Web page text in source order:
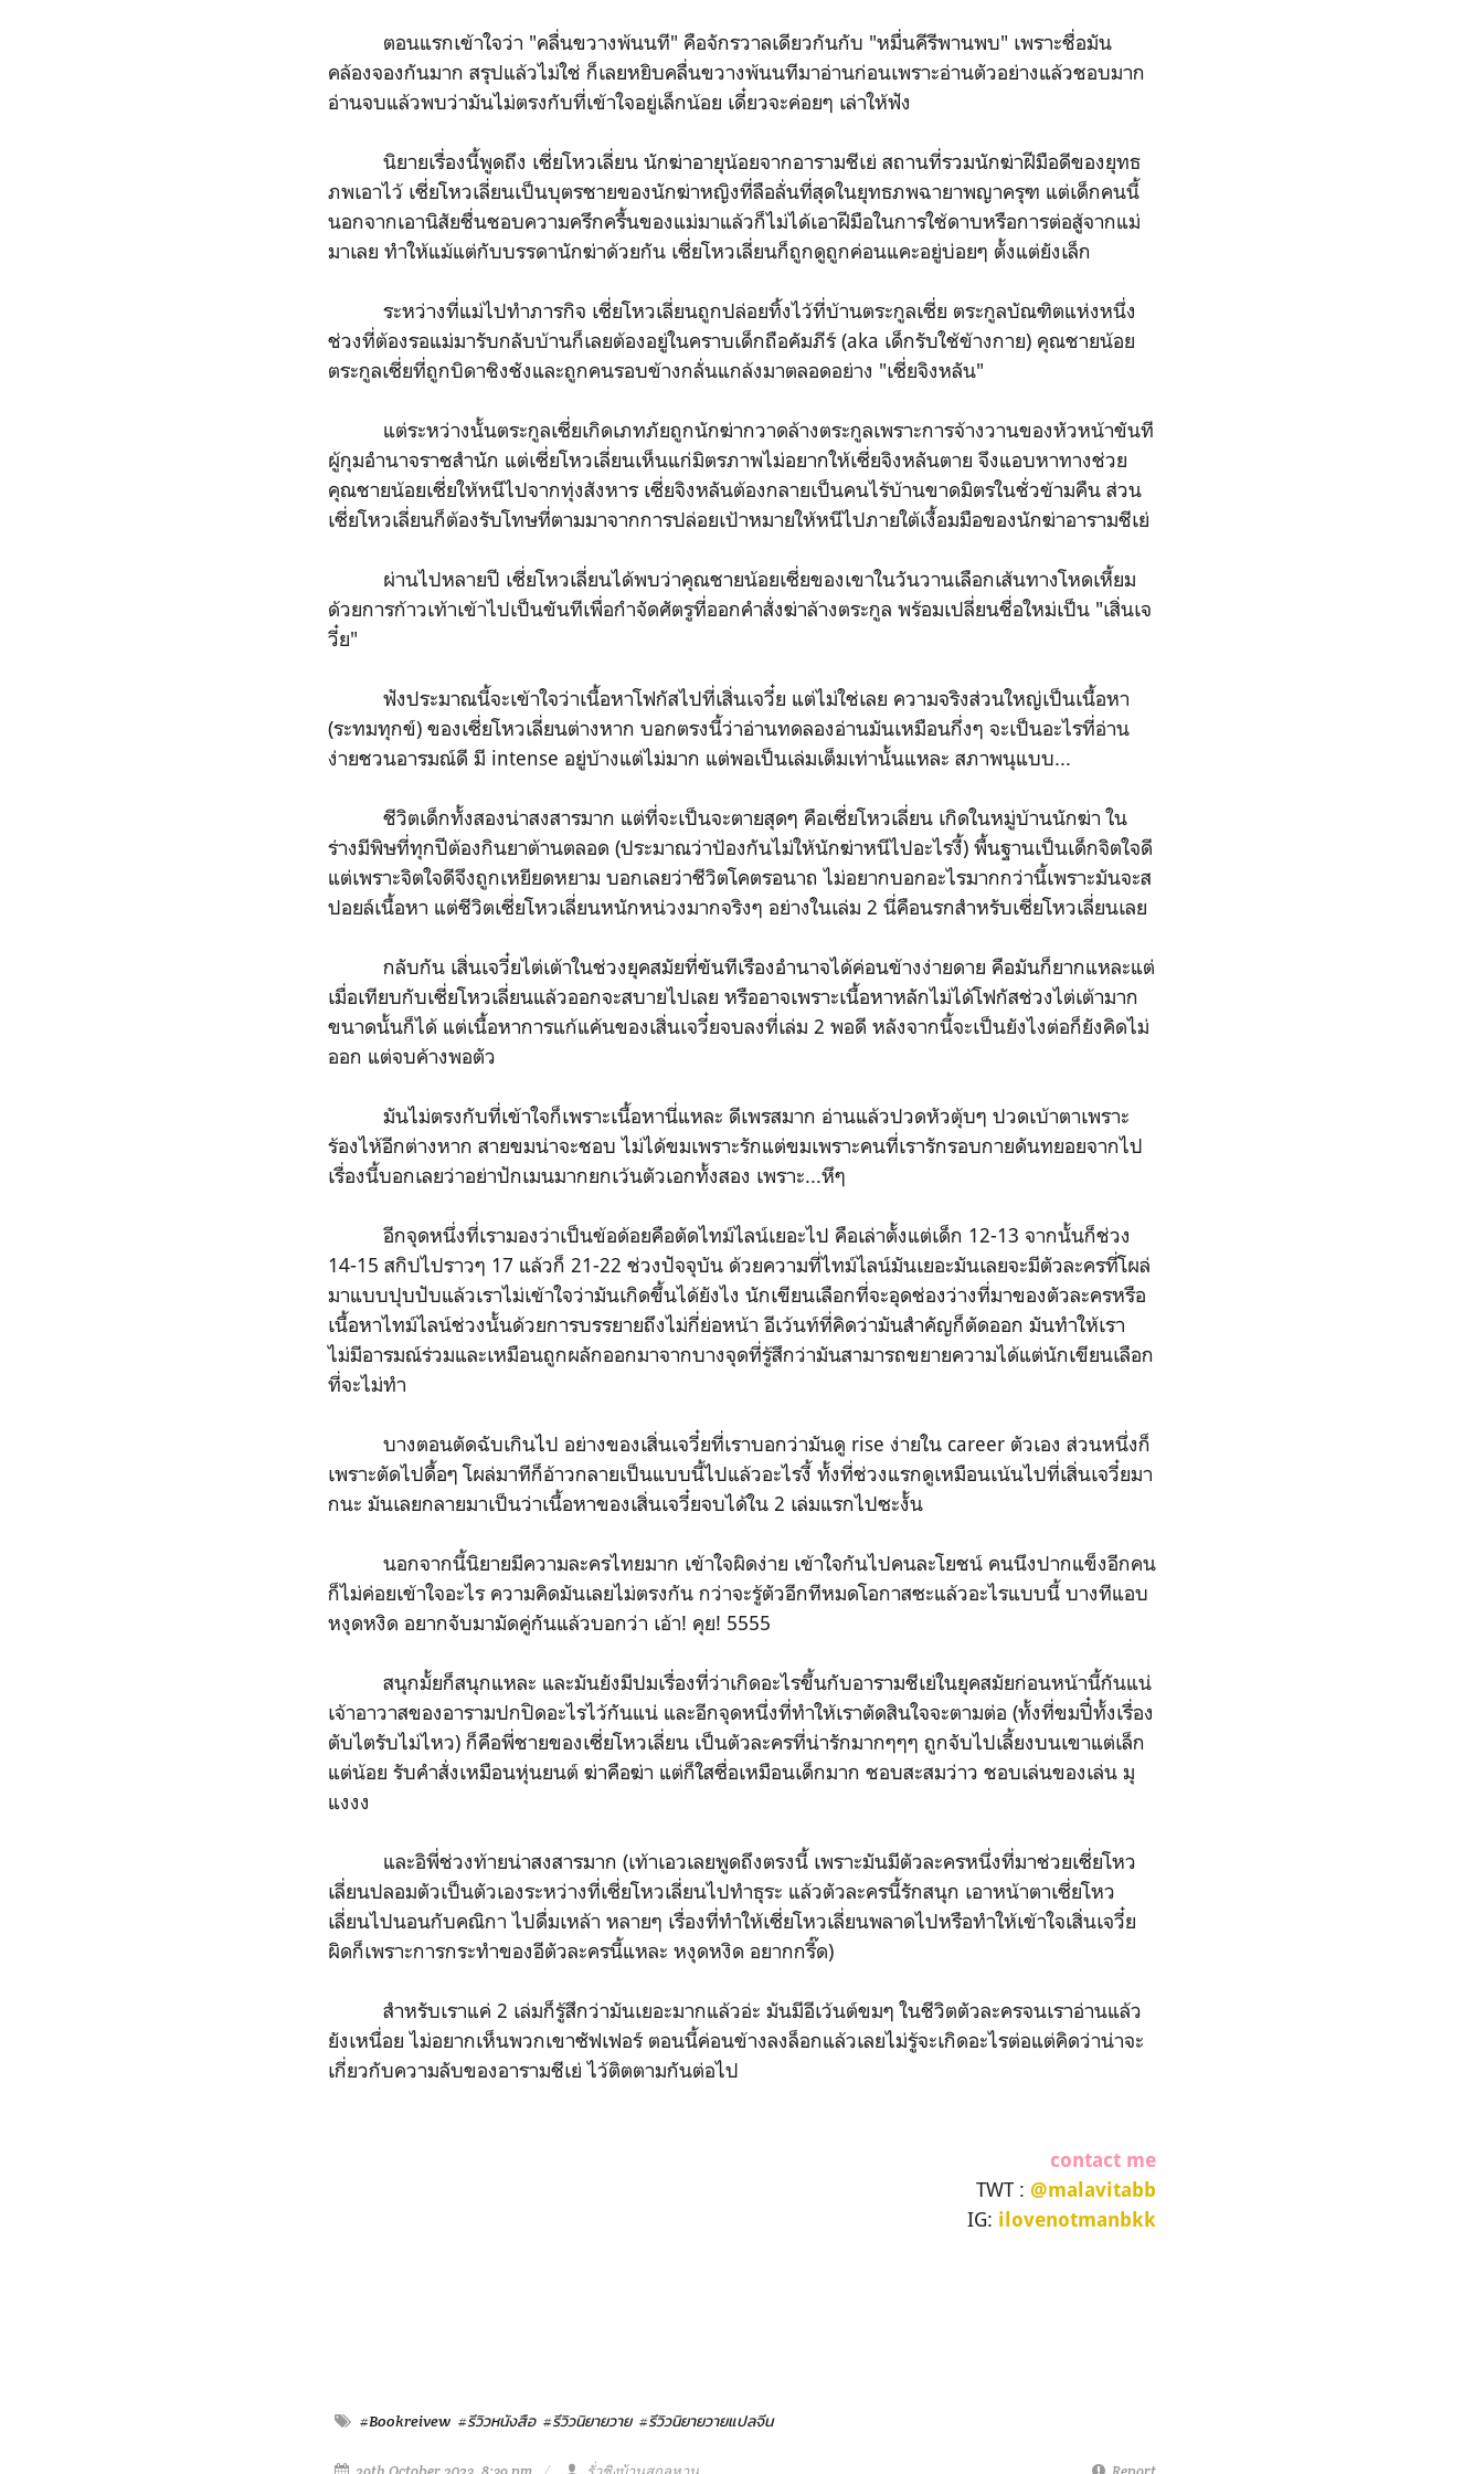
ตอนแรกเข้าใจว่า "คลื่นขวางพ้นนที" คือจักรวาลเดียวกันกับ "หมื่นคีรีพานพบ" เพราะชื่อมัน
คล้องจองกันมาก สรุปแล้วไม่ใช่ ก็เลยหยิบคลื่นขวางพ้นนทีมาอ่านก่อนเพราะอ่านตัวอย่างแล้วชอบมาก
อ่านจบแล้วพบว่ามันไม่ตรงกับที่เข้าใจอยู่เล็กน้อย เดี๋ยวจะค่อยๆ เล่าให้ฟัง
นิยายเรื่องนี้พูดถึง เซี่ยโหวเลี่ยน นักฆ่าอายุน้อยจากอารามชีเย่ สถานที่รวมนักฆ่าฝีมือดีของยุทธ
ภพเอาไว้ เซี่ยโหวเลี่ยนเป็นบุตรชายของนักฆ่าหญิงที่ลือลั่นที่สุดในยุทธภพฉายาพญาครุฑ แต่เด็กคนนี้
นอกจากเอานิสัยชื่นชอบความครึกครื้นของแม่มาแล้วก็ไม่ได้เอาฝีมือในการใช้ดาบหรือการต่อสู้จากแม่
มาเลย ทำให้แม้แต่กับบรรดานักฆ่าด้วยกัน เซี่ยโหวเลี่ยนก็ถูกดูถูกค่อนแคะอยู่บ่อยๆ ตั้งแต่ยังเล็ก
ระหว่างที่แม่ไปทำภารกิจ เซี่ยโหวเลี่ยนถูกปล่อยทิ้งไว้ที่บ้านตระกูลเซี่ย ตระกูลบัณฑิตแห่งหนึ่ง
ช่วงที่ต้องรอแม่มารับกลับบ้านก็เลยต้องอยู่ในคราบเด็กถือคัมภีร์ (aka เด็กรับใช้ข้างกาย) คุณชายน้อย
ตระกูลเซี่ยที่ถูกบิดาชิงชังและถูกคนรอบข้างกลั่นแกล้งมาตลอดอย่าง "เซี่ยจิงหลัน"
แต่ระหว่างนั้นตระกูลเซี่ยเกิดเภทภัยถูกนักฆ่ากวาดล้างตระกูลเพราะการจ้างวานของหัวหน้าขันที
ผู้กุมอำนาจราชสำนัก แต่เซี่ยโหวเลี่ยนเห็นแก่มิตรภาพไม่อยากให้เซี่ยจิงหลันตาย จึงแอบหาทางช่วย
คุณชายน้อยเซี่ยให้หนีไปจากทุ่งสังหาร เซี่ยจิงหลันต้องกลายเป็นคนไร้บ้านขาดมิตรในชั่วข้ามคืน ส่วน
เซี่ยโหวเลี่ยนก็ต้องรับโทษที่ตามมาจากการปล่อยเป้าหมายให้หนีไปภายใต้เงื้อมมือของนักฆ่าอารามชีเย่
ผ่านไปหลายปี เซี่ยโหวเลี่ยนได้พบว่าคุณชายน้อยเซี่ยของเขาในวันวานเลือกเส้นทางโหดเหี้ยม
ด้วยการก้าวเท้าเข้าไปเป็นขันทีเพื่อกำจัดศัตรูที่ออกคำสั่งฆ่าล้างตระกูล พร้อมเปลี่ยนชื่อใหม่เป็น "เสิ่นเจ
วี๋ย"
ฟังประมาณนี้จะเข้าใจว่าเนื้อหาโฟกัสไปที่เสิ่นเจวี๋ย แต่ไม่ใช่เลย ความจริงส่วนใหญ่เป็นเนื้อหา
(ระทมทุกข์) ของเซี่ยโหวเลี่ยนต่างหาก บอกตรงนี้ว่าอ่านทดลองอ่านมันเหมือนกึ่งๆ จะเป็นอะไรที่อ่าน
ง่ายชวนอารมณ์ดี มี intense อยู่บ้างแต่ไม่มาก แต่พอเป็นเล่มเต็มเท่านั้นแหละ สภาพนุแบบ...
ชีวิตเด็กทั้งสองน่าสงสารมาก แต่ที่จะเป็นจะตายสุดๆ คือเซี่ยโหวเลี่ยน เกิดในหมู่บ้านนักฆ่า ใน
ร่างมีพิษที่ทุกปีต้องกินยาต้านตลอด (ประมาณว่าป้องกันไม่ให้นักฆ่าหนีไปอะไรงี้) พื้นฐานเป็นเด็กจิตใจดี
แต่เพราะจิตใจดีจึงถูกเหยียดหยาม บอกเลยว่าชีวิตโคตรอนาถ ไม่อยากบอกอะไรมากกว่านี้เพราะมันจะส
ปอยล์เนื้อหา แต่ชีวิตเซี่ยโหวเลี่ยนหนักหน่วงมากจริงๆ อย่างในเล่ม 2 นี่คือนรกสำหรับเซี่ยโหวเลี่ยนเลย
กลับกัน เสิ่นเจวี๋ยไต่เต้าในช่วงยุคสมัยที่ขันทีเรืองอำนาจได้ค่อนข้างง่ายดาย คือมันก็ยากแหละแต่
เมื่อเทียบกับเซี่ยโหวเลี่ยนแล้วออกจะสบายไปเลย หรืออาจเพราะเนื้อหาหลักไม่ได้โฟกัสช่วงไต่เต้ามาก
ขนาดนั้นก็ได้ แต่เนื้อหาการแก้แค้นของเสิ่นเจวี๋ยจบลงที่เล่ม 2 พอดี หลังจากนี้จะเป็นยังไงต่อก็ยังคิดไม่
ออก แต่จบค้างพอตัว
มันไม่ตรงกับที่เข้าใจก็เพราะเนื้อหานี่แหละ ดีเพรสมาก อ่านแล้วปวดหัวตุ้บๆ ปวดเบ้าตาเพราะ
ร้องไห้อีกต่างหาก สายขมน่าจะชอบ ไม่ได้ขมเพราะรักแต่ขมเพราะคนที่เรารักรอบกายดันทยอยจากไป
เรื่องนี้บอกเลยว่าอย่าปักเมนมากยกเว้นตัวเอกทั้งสอง เพราะ...หึๆ
อีกจุดหนึ่งที่เรามองว่าเป็นข้อด้อยคือตัดไทม์ไลน์เยอะไป คือเล่าตั้งแต่เด็ก 12-13 จากนั้นก็ช่วง
14-15 สกิปไปราวๆ 17 แล้วก็ 21-22 ช่วงปัจจุบัน ด้วยความที่ไทม์ไลน์มันเยอะมันเลยจะมีตัวละครที่โผล่
มาแบบปุบปับแล้วเราไม่เข้าใจว่ามันเกิดขึ้นได้ยังไง นักเขียนเลือกที่จะอุดช่องว่างที่มาของตัวละครหรือ
เนื้อหาไทม์ไลน์ช่วงนั้นด้วยการบรรยายถึงไม่กี่ย่อหน้า อีเว้นท์ที่คิดว่ามันสำคัญก็ตัดออก มันทำให้เรา
ไม่มีอารมณ์ร่วมและเหมือนถูกผลักออกมาจากบางจุดที่รู้สึกว่ามันสามารถขยายความได้แต่นักเขียนเลือก
ที่จะไม่ทำ
บางตอนตัดฉับเกินไป อย่างของเสิ่นเจวี๋ยที่เราบอกว่ามันดู rise ง่ายใน career ตัวเอง ส่วนหนึ่งก็
เพราะตัดไปดื้อๆ โผล่มาทีก็อ้าวกลายเป็นแบบนี้ไปแล้วอะไรงี้ ทั้งที่ช่วงแรกดูเหมือนเน้นไปที่เสิ่นเจวี๋ยมา
กนะ มันเลยกลายมาเป็นว่าเนื้อหาของเสิ่นเจวี๋ยจบได้ใน 2 เล่มแรกไปซะงั้น
นอกจากนี้นิยายมีความละครไทยมาก เข้าใจผิดง่าย เข้าใจกันไปคนละโยชน์ คนนึงปากแข็งอีกคน
ก็ไม่ค่อยเข้าใจอะไร ความคิดมันเลยไม่ตรงกัน กว่าจะรู้ตัวอีกทีหมดโอกาสซะแล้วอะไรแบบนี้ บางทีแอบ
หงุดหงิด อยากจับมามัดคู่กันแล้วบอกว่า เอ้า! คุย! 5555
สนุกมั้ยก็สนุกแหละ และมันยังมีปมเรื่องที่ว่าเกิดอะไรขึ้นกับอารามชีเย่ในยุคสมัยก่อนหน้านี้กันแน่
เจ้าอาวาสของอารามปกปิดอะไรไว้กันแน่ และอีกจุดหนึ่งที่ทำให้เราตัดสินใจจะตามต่อ (ทั้งที่ขมปี๋ทั้งเรื่อง
ตับไตรับไม่ไหว) ก็คือพี่ชายของเซี่ยโหวเลี่ยน เป็นตัวละครที่น่ารักมากๆๆๆ ถูกจับไปเลี้ยงบนเขาแต่เล็ก
แต่น้อย รับคำสั่งเหมือนหุ่นยนต์ ฆ่าคือฆ่า แต่ก็ใสซื่อเหมือนเด็กมาก ชอบสะสมว่าว ชอบเล่นของเล่น มุ
แงงง
และอิพี่ช่วงท้ายน่าสงสารมาก (เท้าเอวเลยพูดถึงตรงนี้ เพราะมันมีตัวละครหนึ่งที่มาช่วยเซี่ยโหว
เลี่ยนปลอมตัวเป็นตัวเองระหว่างที่เซี่ยโหวเลี่ยนไปทำธุระ แล้วตัวละครนี้รักสนุก เอาหน้าตาเซี่ยโหว
เลี่ยนไปนอนกับคณิกา ไปดื่มเหล้า หลายๆ เรื่องที่ทำให้เซี่ยโหวเลี่ยนพลาดไปหรือทำให้เข้าใจเสิ่นเจวี๋ย
ผิดก็เพราะการกระทำของอีตัวละครนี้แหละ หงุดหงิด อยากกรี๊ด)
สำหรับเราแค่ 2 เล่มก็รู้สึกว่ามันเยอะมากแล้วอ่ะ มันมีอีเว้นต์ขมๆ ในชีวิตตัวละครจนเราอ่านแล้ว
ยังเหนื่อย ไม่อยากเห็นพวกเขาซัฟเฟอร์ ตอนนี้ค่อนข้างลงล็อกแล้วเลยไม่รู้จะเกิดอะไรต่อแต่คิดว่าน่าจะ
เกี่ยวกับความลับของอารามชีเย่ ไว้ติตตามกันต่อไป
contact me
TWT : @malavitabb
IG: ilovenotmanbkk
#Bookreivew #รีวิวหนังสือ #รีวิวนิยายวาย #รีวิวนิยายวายแปลจีน